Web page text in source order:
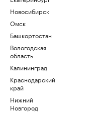
Новосибирск
Омск
Башкортостан
Вологодская
область
Калининград
Краснодарский
край
Нижний
Новгород